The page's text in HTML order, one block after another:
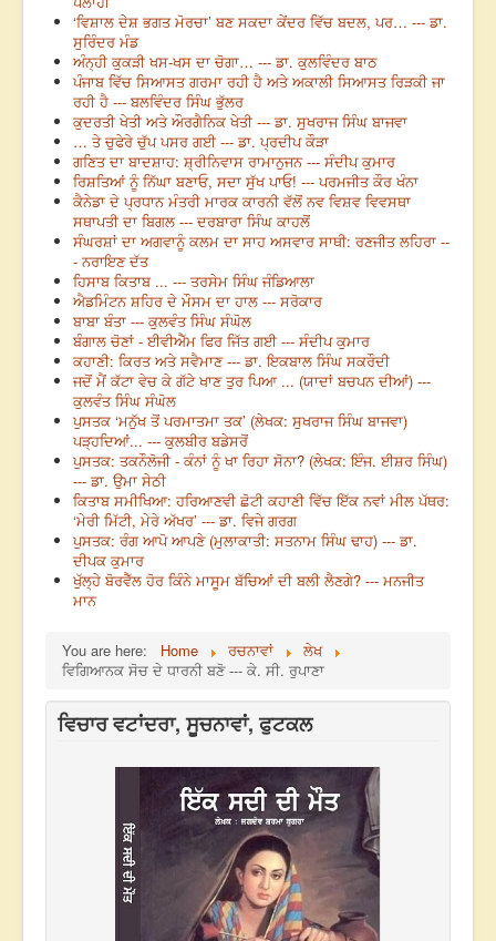
‘ਵਿਸ਼ਾਲ ਦੇਸ਼ ਭਗਤ ਮੋਰਚਾ’ ਬਣ ਸਕਦਾ ਕੇਂਦਰ ਵਿੱਚ ਬਦਲ, ਪਰ… --- ਡਾ.
ਸੁਰਿੰਦਰ ਮੰਡ
ਅੰਨ੍ਹੀ ਕੁਕੜੀ ਖਸ-ਖਸ ਦਾ ਚੋਗਾ… --- ਡਾ. ਕੁਲਵਿੰਦਰ ਬਾਠ
ਪੰਜਾਬ ਵਿੱਚ ਸਿਆਸਤ ਗਰਮਾ ਰਹੀ ਹੈ ਅਤੇ ਅਕਾਲੀ ਸਿਆਸਤ ਰਿੜਕੀ ਜਾ
ਰਹੀ ਹੈ --- ਬਲਵਿੰਦਰ ਸਿੰਘ ਭੁੱਲਰ
ਕੁਦਰਤੀ ਖੇਤੀ ਅਤੇ ਔਰਗੈਨਿਕ ਖੇਤੀ --- ਡਾ. ਸੁਖਰਾਜ ਸਿੰਘ ਬਾਜਵਾ
… ਤੇ ਚੁਫੇਰੇ ਚੁੱਪ ਪਸਰ ਗਈ --- ਡਾ. ਪ੍ਰਦੀਪ ਕੌੜਾ
ਗਣਿਤ ਦਾ ਬਾਦਸ਼ਾਹ: ਸ਼੍ਰੀਨਿਵਾਸ ਰਾਮਾਨੁਜਨ --- ਸੰਦੀਪ ਕੁਮਾਰ
ਰਿਸ਼ਤਿਆਂ ਨੂੰ ਨਿੱਘਾ ਬਣਾਓ, ਸਦਾ ਸੁੱਖ ਪਾਓ! --- ਪਰਮਜੀਤ ਕੌਰ ਖੰਨਾ
ਕੈਨੇਡਾ ਦੇ ਪ੍ਰਧਾਨ ਮੰਤਰੀ ਮਾਰਕ ਕਾਰਨੀ ਵੱਲੋਂ ਨਵ ਵਿਸ਼ਵ ਵਿਵਸਥਾ
ਸਥਾਪਤੀ ਦਾ ਬਿਗਲ --- ਦਰਬਾਰਾ ਸਿੰਘ ਕਾਹਲੋਂ
ਸੰਘਰਸ਼ਾਂ ਦਾ ਅਗਵਾਨੂੰ ਕਲਮ ਦਾ ਸਾਹ ਅਸਵਾਰ ਸਾਥੀ: ਰਣਜੀਤ ਲਹਿਰਾ --
- ਨਰਾਇਣ ਦੱਤ
ਹਿਸਾਬ ਕਿਤਾਬ ... --- ਤਰਸੇਮ ਸਿੰਘ ਜੰਡਿਆਲਾ
ਐਡਮਿੰਟਨ ਸ਼ਹਿਰ ਦੇ ਮੌਸਮ ਦਾ ਹਾਲ --- ਸਰੋਕਾਰ
ਬਾਬਾ ਬੰਤਾ --- ਕੁਲਵੰਤ ਸਿੰਘ ਸੰਘੋਲ
ਬੰਗਾਲ ਚੋਣਾਂ - ਈਵੀਐੱਮ ਫਿਰ ਜਿੱਤ ਗਈ --- ਸੰਦੀਪ ਕੁਮਾਰ
ਕਹਾਣੀ: ਕਿਰਤ ਅਤੇ ਸਵੈਮਾਣ --- ਡਾ. ਇਕਬਾਲ ਸਿੰਘ ਸਕਰੌਦੀ
ਜਦੋਂ ਮੈਂ ਕੱਟਾ ਵੇਚ ਕੇ ਗੱਟੇ ਖਾਣ ਤੁਰ ਪਿਆ ... (ਯਾਦਾਂ ਬਚਪਨ ਦੀਆਂ) ---
ਕੁਲਵੰਤ ਸਿੰਘ ਸੰਘੋਲ
ਪੁਸਤਕ ‘ਮਨੁੱਖ ਤੋਂ ਪਰਮਾਤਮਾ ਤਕ’ (ਲੇਖਕ: ਸੁਖਰਾਜ ਸਿੰਘ ਬਾਜਵਾ)
ਪੜ੍ਹਦਿਆਂ... --- ਕੁਲਬੀਰ ਬਡੇਸਰੋਂ
ਪੁਸਤਕ: ਤਕਨੌਲੋਜੀ - ਕੰਨਾਂ ਨੂੰ ਖਾ ਰਿਹਾ ਸੋਨਾ? (ਲੇਖਕ: ਇੰਜ. ਈਸ਼ਰ ਸਿੰਘ)
--- ਡਾ. ਉਮਾ ਸੇਠੀ
ਕਿਤਾਬ ਸਮੀਖਿਆ: ਹਰਿਆਣਵੀ ਛੋਟੀ ਕਹਾਣੀ ਵਿੱਚ ਇੱਕ ਨਵਾਂ ਮੀਲ ਪੱਥਰ:
‘ਮੇਰੀ ਮਿੱਟੀ, ਮੇਰੇ ਅੱਖਰ’ --- ਡਾ. ਵਿਜੇ ਗਰਗ
ਪੁਸਤਕ: ਰੰਗ ਆਪੋ ਆਪਣੇ (ਮੁਲਾਕਾਤੀ: ਸਤਨਾਮ ਸਿੰਘ ਢਾਹ) --- ਡਾ.
ਦੀਪਕ ਕੁਮਾਰ
ਖੁੱਲ੍ਹੇ ਬੋਰਵੈੱਲ ਹੋਰ ਕਿੰਨੇ ਮਾਸੂਮ ਬੱਚਿਆਂ ਦੀ ਬਲੀ ਲੈਣਗੇ? --- ਮਨਜੀਤ
ਮਾਨ
You are here: Home ਰਚਨਾਵਾਂ
ਲੇਖ
ਵਿਗਿਆਨਕ ਸੋਚ ਦੇ ਧਾਰਨੀ ਬਣੋ --- ਕੇ. ਸੀ. ਰੁਪਾਣਾ
ਵਿਚਾਰ ਵਟਾਂਦਰਾ, ਸੂਚਨਾਵਾਂ, ਫੁਟਕਲ